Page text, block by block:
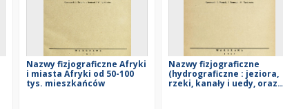
Nazwy fizjograficzne Afryki
i miasta Afryki od 50-100
tys. mieszkańców
Nazwy fizjograficzne
(hydrograficzne : jeziora,
rzeki, kanały i uedy, oraz